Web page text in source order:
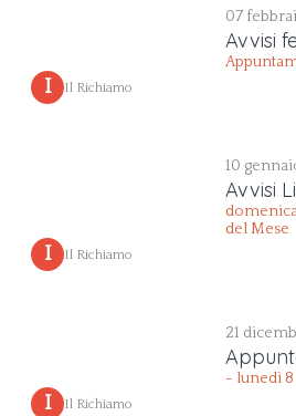
07
Avvisi
I Il Richiamo
10
Avvisi
del Mese
I Il Richiamo
21
- lunedì 8
I Il Richiamo